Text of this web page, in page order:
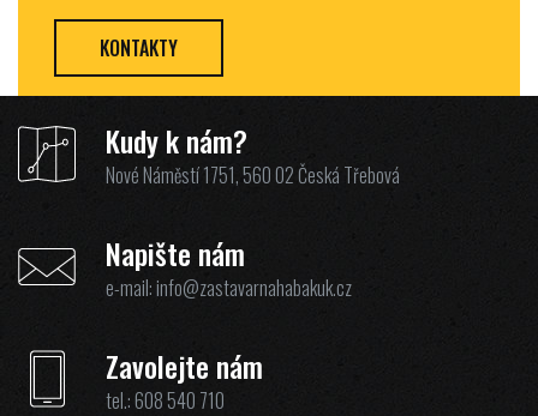
KONTAKTY
Kudy k nám?
Nové Náměstí 1751, 560 02 Česká Třebová
Napište nám
e-mail:info@zastavarnahabakuk.cz
Zavolejte nám
tel.:608 540 710